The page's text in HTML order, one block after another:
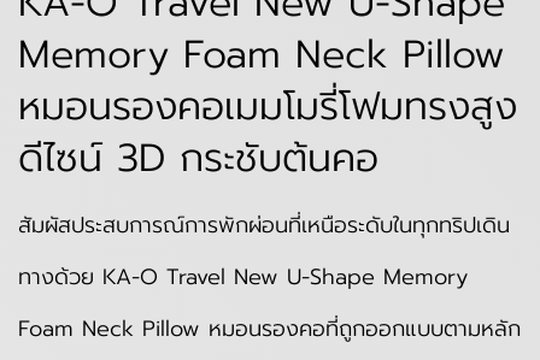
Memory Foam Neck Pillow
หมอนรองคอเมมโมรี่โฟมทรงสูง
ดีไซน์ 3D กระชับต้นคอ
สัมผัสประสบการณ์การพักผ่อนที่เหนือระดับในทุกทริปเดิน
ทางด้วย KA-O Travel New U-Shape Memory
Foam Neck Pillow หมอนรองคอที่ถูกออกแบบตามหลัก